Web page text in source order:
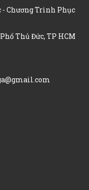
- Chương Trình Phục
Thủ Đức, TP HCM